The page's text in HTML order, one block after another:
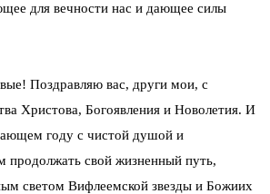
для вечности нас и дающее силы
Поздравляю вас, други мои, с
Христова, Богоявления и Новолетия. И
году с чистой душой и
продолжать свой жизненный путь,
светом Вифлеемской звезды и Божиих